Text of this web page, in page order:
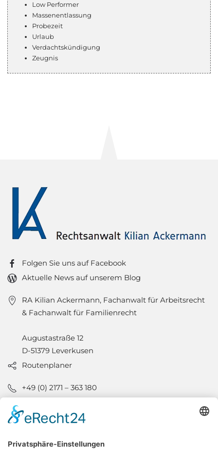
Low Performer
Massenentlassung
Probezeit
Urlaub
Verdachtskündigung
Zeugnis
Folgen Sie uns auf Facebook
Aktuelle News auf unserem Blog
RA Kilian Ackermann, Fachanwalt für Arbeitsrecht
& Fachanwalt für Familienrecht
Augustastraße 12
D-51379 Leverkusen
Routenplaner
+49 (0) 2171 – 363 180
info@rechtsanwalt-ackermann.de
Mo, Di & Do: 9-18 Uhr